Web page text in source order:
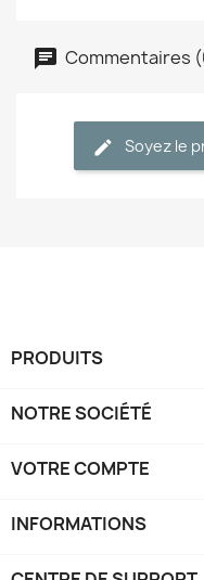
Commentaires
Soyez le
PRODUITS
NOTRE SOCIÉTÉ
VOTRE COMPTE
INFORMATIONS